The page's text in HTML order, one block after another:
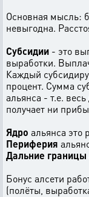
Основная мысль:
невыгодна.
Субсидии - это
выработки.
Каждый
процент. Сумма
альянса - т.е.
получает ни
Ядро альянса это
Периферия
Дальние границы
Бонус алсети
(полёты,